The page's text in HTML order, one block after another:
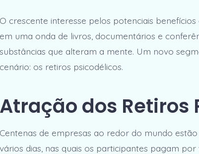
O crescente interesse pelos potenciais
em uma onda de livros, documentários e
substâncias que alteram a mente. Um novo
cenário: os retiros psicodélicos.
Atração dos Retiros
Centenas de empresas ao redor do mundo
vários dias, nas quais os participantes pagam